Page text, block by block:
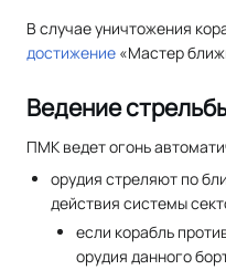
В случае уничтожения
достижение «Мастер
Ведение
ПМК ведет огонь
орудия стреляют по
действия системы
если корабль
орудия данного